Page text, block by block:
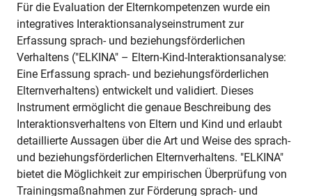
Für die Evaluation der Elternkompetenzen wurde ein
integratives Interaktionsanalyseinstrument zur
Erfassung sprach- und beziehungsförderlichen
Verhaltens ("ELKINA" – Eltern-Kind-Interaktionsanalyse:
Eine Erfassung sprach- und beziehungsförderlichen
Elternverhaltens) entwickelt und validiert. Dieses
Instrument ermöglicht die genaue Beschreibung des
Interaktionsverhaltens von Eltern und Kind und erlaubt
detaillierte Aussagen über die Art und Weise des sprach-
und beziehungsförderlichen Elternverhaltens. "ELKINA"
bietet die Möglichkeit zur empirischen Überprüfung von
Trainingsmaßnahmen zur Förderung sprach- und